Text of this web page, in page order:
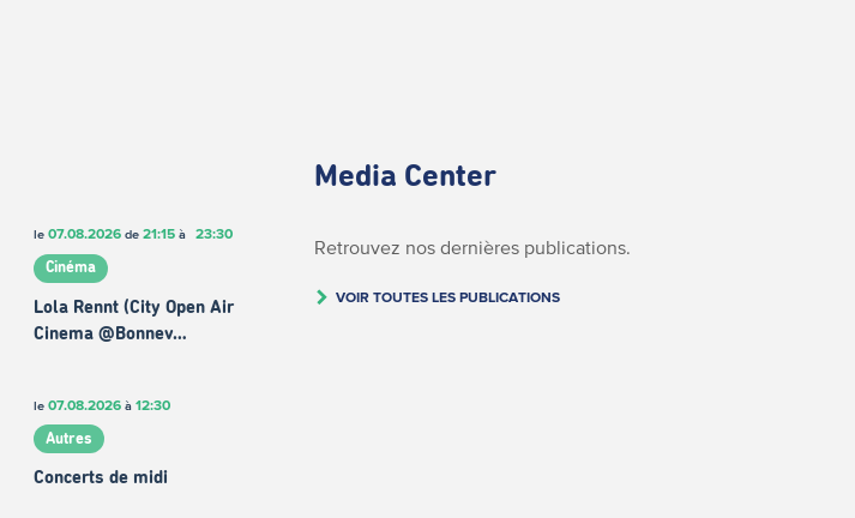
le 07.08.2026de 21:15à 23:30
Cinéma
Lola Rennt (City Open Air
Cinema @Bonnev…
le 07.08.2026à 12:30
Autres
Concerts de midi
Media Center
Retrouvez nos dernières publications.
VOIR TOUTES LES PUBLICATIONS